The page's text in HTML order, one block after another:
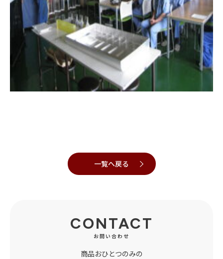
一覧へ戻る
CONTACT
お問い合わせ
商品おひとつのみの